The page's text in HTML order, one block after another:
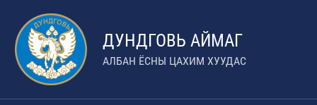
ДУНДГОВЬ АЙМАГ
АЛБАН ЁСНЫ ЦАХИМ ХУУДАС